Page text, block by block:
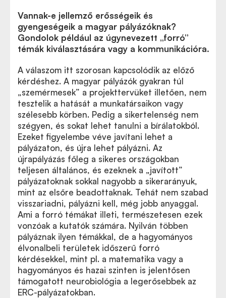
Vannak-e jellemző erősségeik és
gyengeségeik a magyar pályázóknak?
Gondolok például az úgynevezett „forró”
témák kiválasztására vagy a kommunikációra.
A válaszom itt szorosan kapcsolódik az előző
kérdéshez. A magyar pályázók gyakran túl
„szemérmesek” a projekttervüket illetően, nem
tesztelik a hatását a munkatársaikon vagy
szélesebb körben. Pedig a sikertelenség nem
szégyen, és sokat lehet tanulni a bírálatokból.
Ezeket figyelembe véve javítani lehet a
pályázaton, és újra lehet pályázni. Az
újrapályázás főleg a sikeres országokban
teljesen általános, és ezeknek a „javított”
pályázatoknak sokkal nagyobb a sikerarányuk,
mint az elsőre beadottaknak. Tehát nem szabad
visszariadni, pályázni kell, még jobb anyaggal.
Ami a forró témákat illeti, természetesen ezek
vonzóak a kutatók számára. Nyilván többen
pályáznak ilyen témákkal, de a hagyományos
élvonalbeli területek időszerű forró
kérdésekkel, mint pl. a matematika vagy a
hagyományos és hazai szinten is jelentősen
támogatott neurobiológia a legerősebbek az
ERC-pályázatokban.